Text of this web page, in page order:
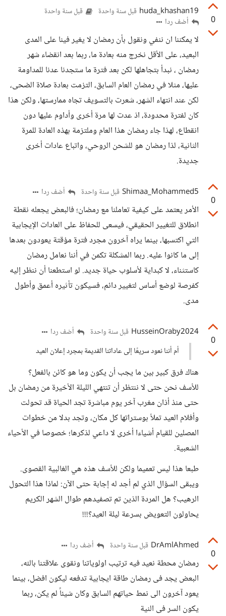
0
huda_khashan19 قبل سنة واحدة قبل سنة واحدة
أضف ردا
لا يمكننا ان ننفي ونقول بأن رمضان لا يغير فينا على المدى
البعيد، على الأقل نخرج منه بعادة ما، ربما بعد انقضاء شهر
رمضان ، نبدأ بتجاهلها لكن بعد فترة ما ستجدنا عدنا للمداومة
عليها، مثلا في رمضان العام السابق، التزمت بعادة صلاة الضحى،
لكن عند انتهاء الشهر، شعرت بالتسويف تجاه ممارستها، ولكن هذا
كان لفترة محدودة، اذ عدت لها مرة أخرى وأداوم عليها دون
انقطاع، لهذا جاء رمضان هذا العام وملتزمة بهذه العادة للمرة
الثانية، لذا رمضان هو للشحن الروحي، واتباع عادات أخرى
جديدة.
0
Shimaa_Mohammed5 قبل سنة واحدة أضف ردا
الأمر يعتمد على كيفية تعاملنا مع رمضان؛ فالبعض يجعله نقطة
انطلاق للتغيير الحقيقي، فيسعى للحفاظ على العادات الإيجابية
التي اكتسبها، بينما يراه آخرون مجرد فترة مؤقتة يعودون بعدها
إلى ما كانوا عليه. ربما المشكلة تكمن في أننا نعامل رمضان
كاستثناء، لا كبداية لأسلوب حياة جديد. لو استطعنا أن ننظر إليه
كفرصة لوضع أساس لتغيير دائم، فسيكون تأثيره أعمق وأطول
مدى.
0
HusseinOraby2024 قبل سنة واحدة
أضف ردا
أم أننا نعود سريعًا إلى عاداتنا القديمة بمجرد إعلان العيد
هناك فرق كبير بين ما يجب أن يكون وما هو كائن بالفعل؟
للأسف نحن حتى لا ننتظر أن تنتهي الليلة الأخيرة من رمضان بل
حتى منذ أذان مغرب آخر يوم مباشرة تجد الحياة قد تحولت
وأفلام العيد تملأ بوستراتها كل مكان، وتجد بدلا من خطوات
المصلين للقيام أشياءا أخرى لا داعي لذكرها؛ خصوصا في الأحياء
الشعبية.
طبعا هذا ليس تعميما ولكن للأسف هذه هي الغالبية القصوى.
ويبقى السؤال الذي لم أجد له إجابة حتى الآن: لماذا هذا التحول
الرهيب؟ هل المردة الذين تم تصفيدهم طوال الشهر الكريم
يحاولون التعويض بسرعة ليلة العيد؟!!!
0
DrAmlAhmed قبل سنة واحدة أضف ردا
رمضان محطة نعيد فيه ترتيب اولوياتنا ونقوى علاقتنا بالله،
البعض يجد فى رمضان طاقة ايجابية تدفعه ليكون افضل، بينما
يعود آخرون الى نمط حياتهم السابق وكان شيئاً لم يكن، ربما
يكون السر فى النية